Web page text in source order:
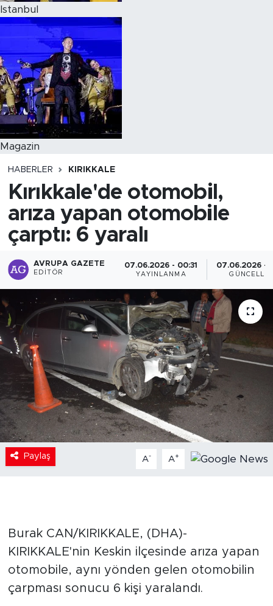
Istanbul
Magazin
HABERLER KIRIKKALE
Kırıkkale'de otomobil,
arıza yapan otomobile
çarptı: 6 yaralı
AVRUPA GAZETE
EDITÖR
07.06.2026 - 00:31
YAYINLANMA
07.06.2026 -
Paylaş A- A+
Burak CAN/KIRIKKALE, (DHA)-
KIRIKKALE'nin Keskin ilçesinde arıza yapan
otomobile, aynı yönden gelen otomobilin
çarpması sonucu 6 kişi yaralandı.